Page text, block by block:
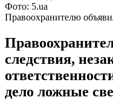
Фото: 5.ua
Правоохранителю
следствия,
дело ложные